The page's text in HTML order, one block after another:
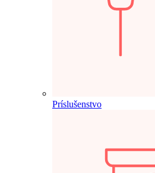
Príslušenstvo